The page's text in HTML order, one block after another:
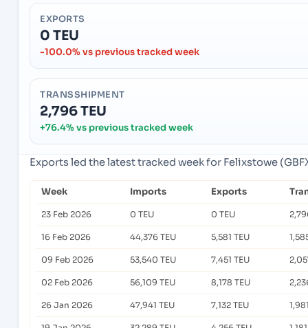
EXPORTS
0 TEU
-100.0% vs previous tracked week
TRANSSHIPMENT
2,796 TEU
+76.4% vs previous tracked week
Exports led the latest tracked week for Felixstowe
Week Imports Exports
23 Feb 2026 0 TEU 0 TEU
16 Feb 2026 44,376 TEU 5,581 TEU
09 Feb 2026 53,540 TEU 7,451 TEU
02 Feb 2026 56,109 TEU 8,178 TEU
26 Jan 2026 47,941 TEU 7,132 TEU